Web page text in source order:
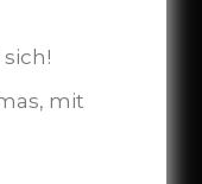
sich!
mit